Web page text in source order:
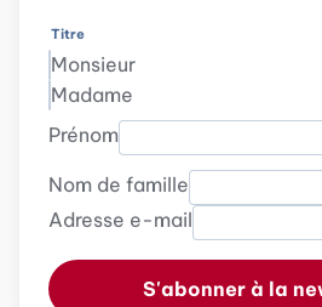
Titre
Monsieur
Madame
Prénom
Nom de famille
Adresse e-mail
S'abonner à la